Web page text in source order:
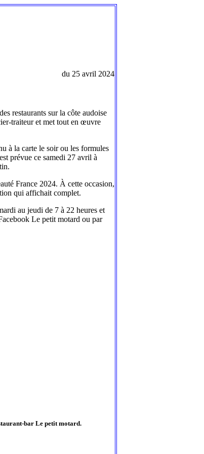
du 25 avril 2024
restaurants sur la côte audoise
traiteur et met tout en œuvre
à la carte le soir ou les formules
prévue ce samedi 27 avril à
France 2024. À cette occasion,
qui affichait complet.
au jeudi de 7 à 22 heures et
Le petit motard ou par
bar Le petit motard.